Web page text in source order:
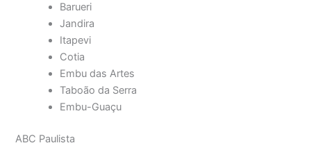
Barueri
Jandira
Itapevi
Cotia
Embu das Artes
Taboão da Serra
Embu-Guaçu
ABC Paulista